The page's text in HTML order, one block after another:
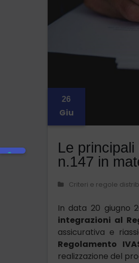
26
Giu
Le
n.147 in
Criteri e regole
In data 20 giugno
integrazioni al
assicurativa e
Regolamento
realizzazione del